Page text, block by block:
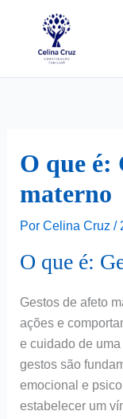
O que é:
materno
Por Celina Cruz /
O que é:
Gestos de afeto
ações e
e cuidado de
gestos são
emocional e
estabelecer um